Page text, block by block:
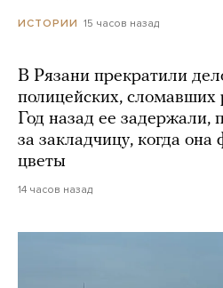
ИСТОРИИ 15 часов назад
В Рязани прекратили
полицейских, сломавших
Год назад ее задержали,
за закладчицу, когда
цветы
14 часов назад